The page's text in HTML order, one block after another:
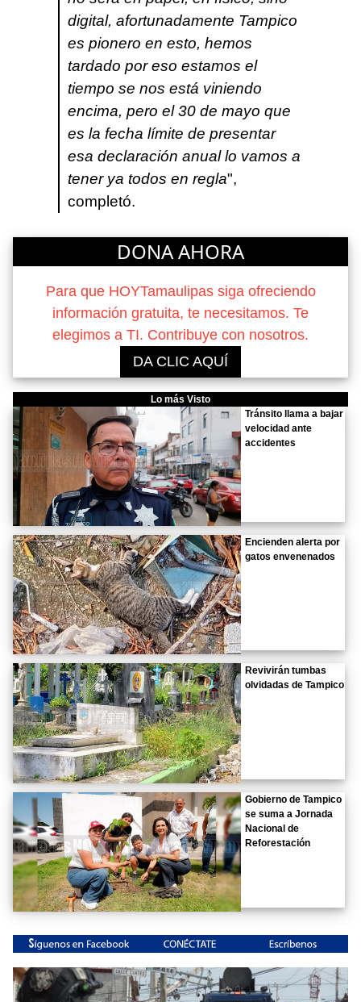
digital, afortunadamente Tampico
es pionero en esto, hemos
tardado por eso estamos el
tiempo se nos está viniendo
encima, pero el 30 de mayo que
es la fecha límite de presentar
esa declaración anual lo vamos a
tener ya todos en regla",
completó.
DONA AHORA
Para que HOYTamaulipas siga ofreciendo
información gratuita, te necesitamos. Te
elegimos a TI. Contribuye con nosotros.
DA CLIC AQUÍ
Lo más Visto
Tránsito llama a bajar
velocidad ante
accidentes
Encienden alerta por
gatos envenenados
Revivirán tumbas
olvidadas de Tampico
Gobierno de Tampico
se suma a Jornada
Nacional de
Reforestación